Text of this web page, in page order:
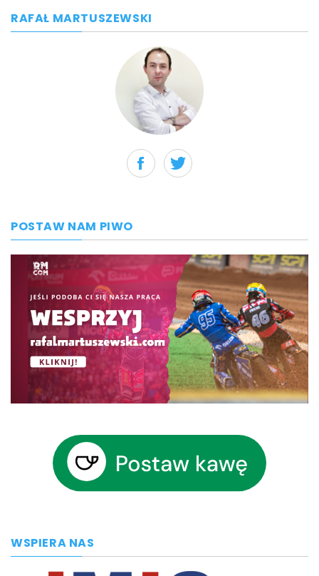
RAFAŁ MARTUSZEWSKI
POSTAW NAM PIWO
WSPIERA NAS